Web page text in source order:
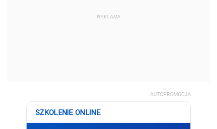
REKLAMA
AUTOPROMOCJA
SZKOLENIE ONLINE